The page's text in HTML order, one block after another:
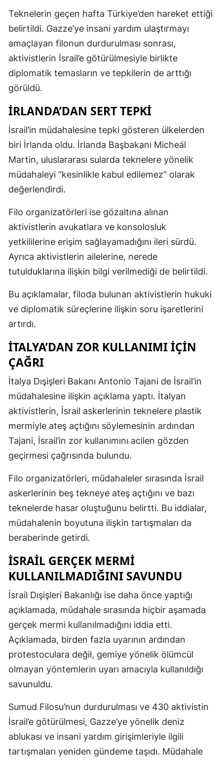
Teknelerin geçen hafta Türkiye’den hareket ettiği
belirtildi. Gazze’ye insani yardım ulaştırmayı
amaçlayan filonun durdurulması sonrası,
aktivistlerin İsrail’e götürülmesiyle birlikte
diplomatik temasların ve tepkilerin de arttığı
görüldü.
İRLANDA’DAN SERT TEPKI
İsrail’in müdahalesine tepki gösteren ülkelerden
biri İrlanda oldu. İrlanda Başbakanı Micheál
Martin, uluslararası sularda teknelere yönelik
müdahaleyi “kesinlikle kabul edilemez” olarak
değerlendirdi.
Filo organizatörleri ise gözaltına alınan
aktivistlerin avukatlara ve konsolosluk
yetkililerine erişim sağlayamadığını ileri sürdü.
Ayrıca aktivistlerin ailelerine, nerede
tutulduklarına ilişkin bilgi verilmediği de belirtildi.
Bu açıklamalar, filoda bulunan aktivistlerin hukuki
ve diplomatik süreçlerine ilişkin soru işaretlerini
artırdı.
İTALYA’DAN ZOR KULLANIMI İÇIN
ÇAĞRI
İtalya Dışişleri Bakanı Antonio Tajani de İsrail’in
müdahalesine ilişkin açıklama yaptı. İtalyan
aktivistlerin, İsrail askerlerinin teknelere plastik
mermiyle ateş açtığını söylemesinin ardından
Tajani, İsrail’in zor kullanımını acilen gözden
geçirmesi çağrısında bulundu.
Filo organizatörleri, müdahaleler sırasında İsrail
askerlerinin beş tekneye ateş açtığını ve bazı
teknelerde hasar oluştuğunu belirtti. Bu iddialar,
müdahalenin boyutuna ilişkin tartışmaları da
beraberinde getirdi.
İSRAIL GERÇEK MERMI
KULLANILMADIĞINI SAVUNDU
İsrail Dışişleri Bakanlığı ise daha önce yaptığı
açıklamada, müdahale sırasında hiçbir aşamada
gerçek mermi kullanılmadığını iddia etti.
Açıklamada, birden fazla uyarının ardından
protestoculara değil, gemiye yönelik ölümcül
olmayan yöntemlerin uyarı amacıyla kullanıldığı
savunuldu.
Sumud Filosu’nun durdurulması ve 430 aktivistin
İsrail’e götürülmesi, Gazze’ye yönelik deniz
ablukası ve insani yardım girişimleriyle ilgili
tartışmaları yeniden gündeme taşıdı. Müdahale